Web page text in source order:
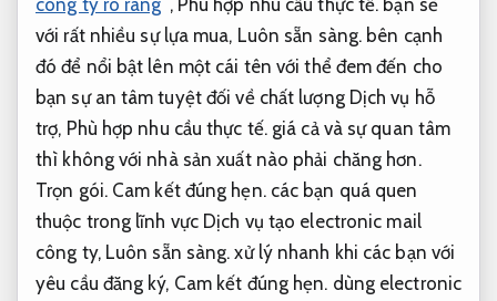
với rất nhiều sự lựa mua, Luôn sẵn sàng. bên cạnh
đó để nổi bật lên một cái tên với thể đem đến cho
bạn sự an tâm tuyệt đối về chất lượng Dịch vụ hỗ
trợ, Phù hợp nhu cầu thực tế.giá cả và sự quan tâm
thì không với nhà sản xuất nào phải chăng hơn.
Trọn gói. Cam kết đúng hẹn.các bạn quá quen
thuộc trong lĩnh vực Dịch vụ tạo electronic mail
công ty, Luôn sẵn sàng. xử lý nhanh khi các bạn với
yêu cầu đăng ký, Cam kết đúng hẹn. dùng electronic